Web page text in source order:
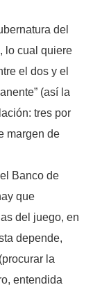
del
lo cual quiere
el dos y el
(así la
tres por
margen de
Banco de
que
del juego, en
depende,
la
entendida